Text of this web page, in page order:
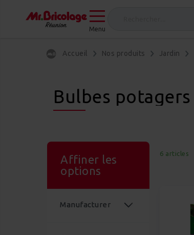
Menu
Accueil Nos produits Jardin
Bulbes potagers
6 articles
Affiner les
options
Manufacturer